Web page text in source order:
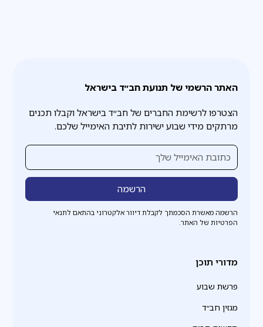
האתר הרשמי של תנועת חב״ד בישראל
הצטרפו לרשימת החברים של חב״ד בישראל וקבלו תכנים
מרתקים מידי שבוע ישירות לתיבת האימייל שלכם.
הרשמה מאשרת הסכמתך לקבלת דיוור אלקטרוני בהתאם לתנאי
הפרטיות של האתר.
מדורי תוכן
פרשת שבוע
מגזין חב״ד